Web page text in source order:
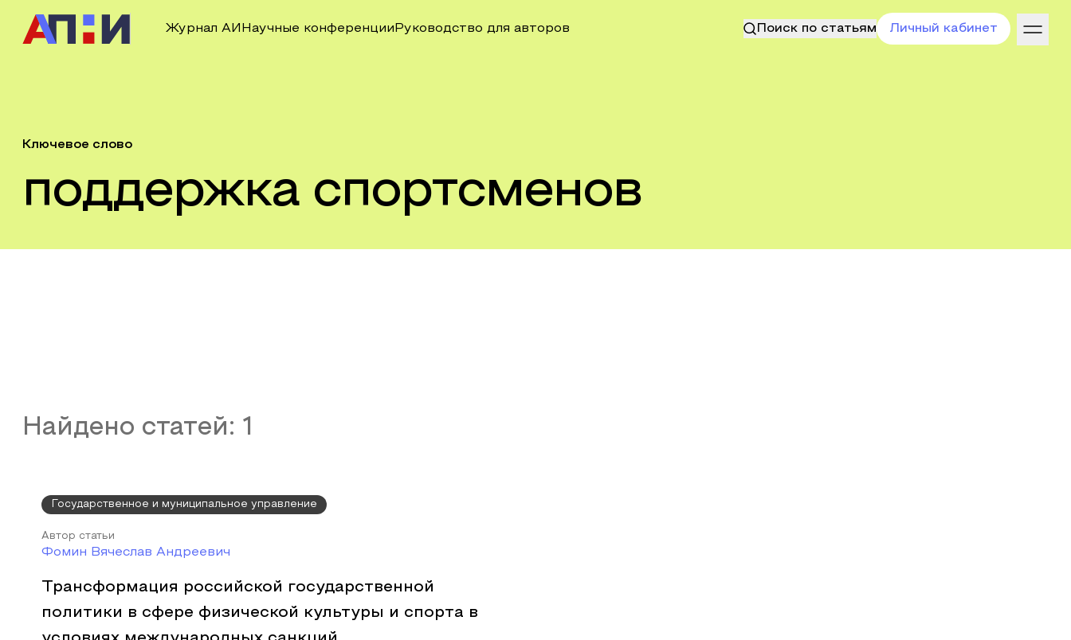
Журнал АИ Научные конференции Руководство для авторов Поиск по статьям Личный кабинет
Ключевое слово
поддержка спортсменов
Найдено статей: 1
Государственное и муниципальное управление
Автор статьи
Фомин Вячеслав Андреевич
Трансформация российской государственной
политики в сфере физической культуры и спорта в